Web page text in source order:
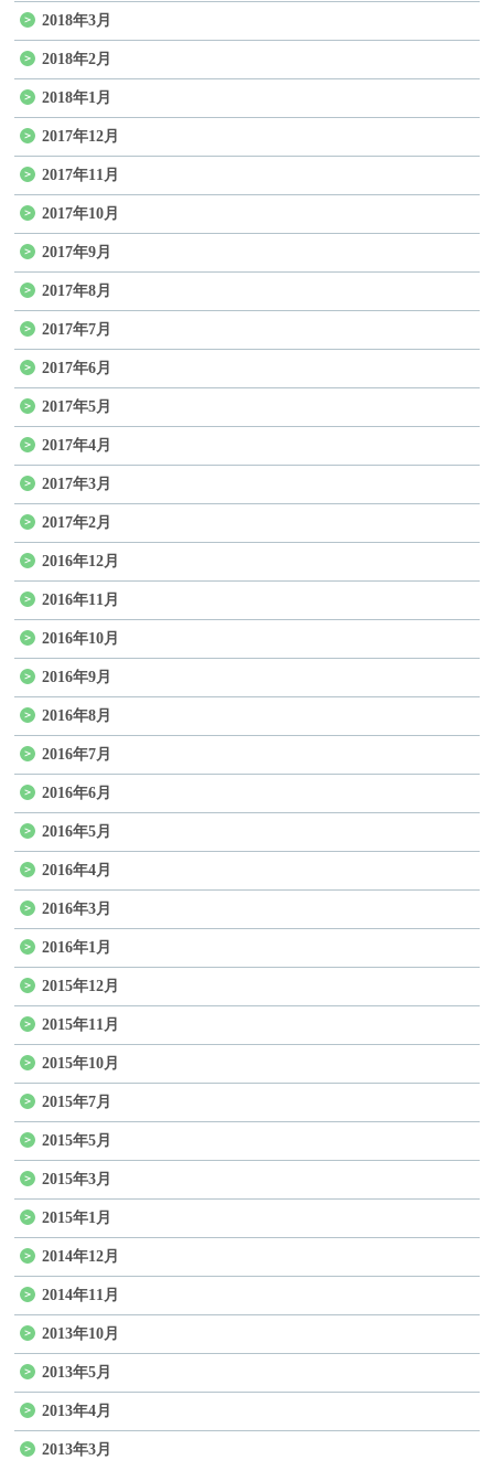
2018年3月
2018年2月
2018年1月
2017年12月
2017年11月
2017年10月
2017年9月
2017年8月
2017年7月
2017年6月
2017年5月
2017年4月
2017年3月
2017年2月
2016年12月
2016年11月
2016年10月
2016年9月
2016年8月
2016年7月
2016年6月
2016年5月
2016年4月
2016年3月
2016年1月
2015年12月
2015年11月
2015年10月
2015年7月
2015年5月
2015年3月
2015年1月
2014年12月
2014年11月
2013年10月
2013年5月
2013年4月
2013年3月